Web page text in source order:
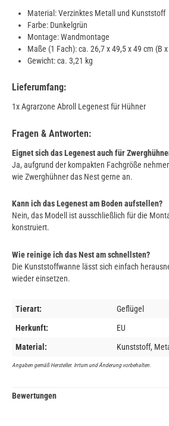
Material: Verzinktes Metall und Kunststoff
Farbe: Dunkelgrün
Montage: Wandmontage
Maße (1 Fach): ca. 26,7 x 49,5 x 49 cm (B x
Gewicht: ca. 3,21 kg
Lieferumfang:
1x Agrarzone Abroll Legenest für Hühner
Fragen & Antworten:
Eignet sich das Legenest auch für
Ja, aufgrund der kompakten Fachgröße
wie Zwerghühner das Nest gerne an.
Kann ich das Legenest am Boden aufstellen?
Nein, das Modell ist ausschließlich für die
konstruiert.
Wie reinige ich das Nest am schnellsten?
Die Kunststoffwanne lässt sich einfach
wieder einsetzen.
Tierart:
Geflügel
Herkunft:
EU
Material:
Kunststoff,
Angaben gemäß Hersteller. Irrtum und Änderung vorbehalten.
Bewertungen